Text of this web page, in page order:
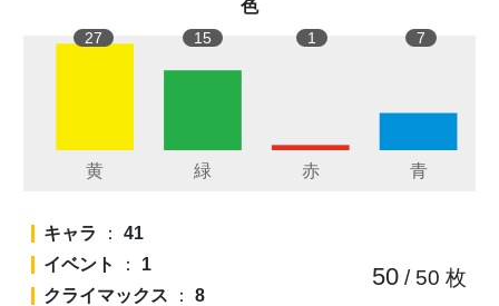
色
27 15 1 7
キャラ ： 41
イベント
： 1
クライマックス ： 8
50/ 50 枚